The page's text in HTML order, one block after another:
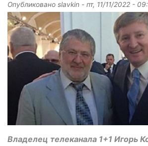
Опубликовано slavkin - пт, 11/11/2022 -
Владелец телеканала 1+1 Игорь